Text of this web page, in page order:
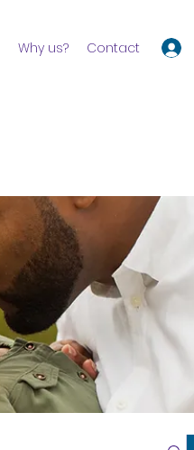
Why us? Contact